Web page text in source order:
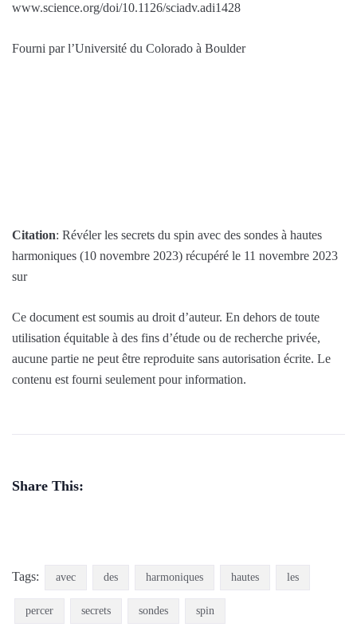
www.science.org/doi/10.1126/sciadv.adi1428
Fourni par l’Université du Colorado à Boulder
Citation: Révéler les secrets du spin avec des sondes à hautes
harmoniques (10 novembre 2023) récupéré le 11 novembre 2023
sur
Ce document est soumis au droit d’auteur. En dehors de toute
utilisation équitable à des fins d’étude ou de recherche privée,
aucune partie ne peut être reproduite sans autorisation écrite. Le
contenu est fourni seulement pour information.
Share This:
Tags: avec des harmoniques hautes les
percer secrets sondes spin